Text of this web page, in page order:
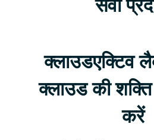
सेवा
क्लाउडएक्टिव
क्लाउड की
करें